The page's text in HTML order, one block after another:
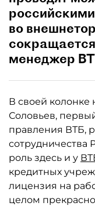
во
менеджер
В своей колонке
Соловьев,
правления ВТБ,
сотрудничества
роль здесь и у
кредитных
лицензия на
целом